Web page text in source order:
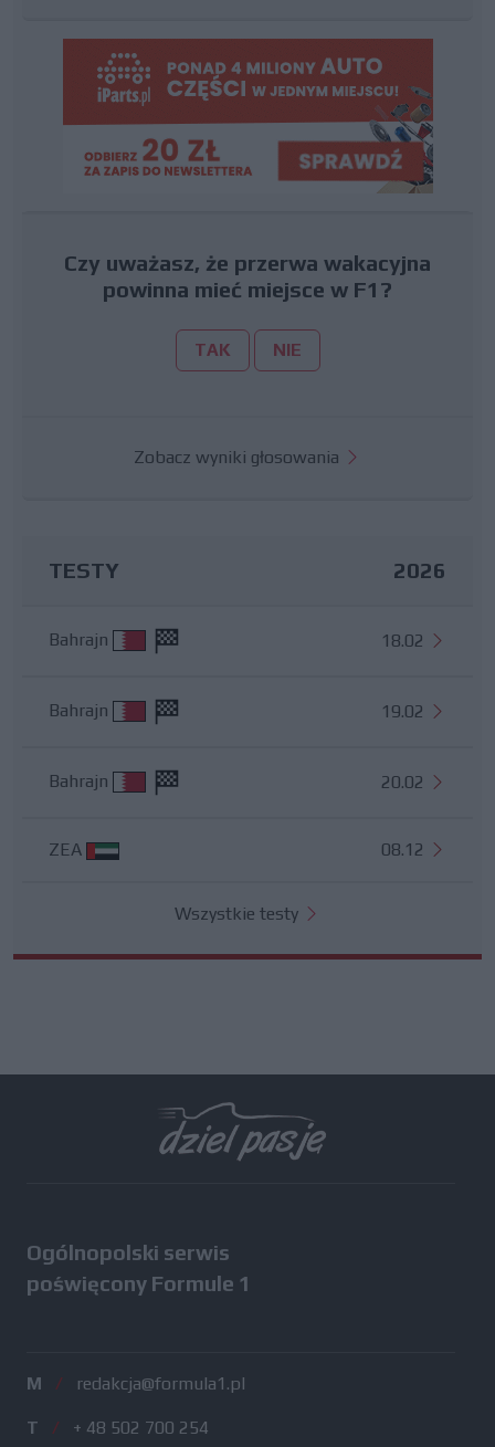
Czy uważasz, że przerwa wakacyjna
powinna mieć miejsce w F1?
TAK NIE
Zobacz wyniki głosowania
TESTY 2026
Bahrajn 18.02
Bahrajn 19.02
Bahrajn 20.02
ZEA 08.12
Wszystkie testy
Ogólnopolski serwis
poświęcony Formule 1
M / redakcja@formula1.pl
T / + 48 502 700 254